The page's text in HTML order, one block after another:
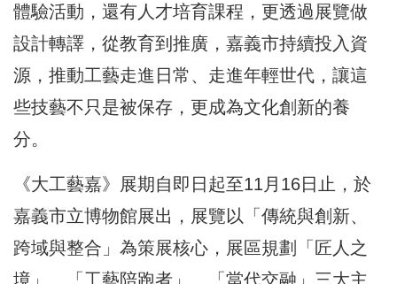
體驗活動，還有人才培育課程，更透過展覽做
設計轉譯，從教育到推廣，嘉義市持續投入資
源，推動工藝走進日常、走進年輕世代，讓這
些技藝不只是被保存，更成為文化創新的養
分。
《大工藝嘉》展期自即日起至11月16日止，於
嘉義市立博物館展出，展覽以「傳統與創新、
跨域與整合」為策展核心，展區規劃「匠人之
境」、「工藝陪跑者」、「當代交融」三大主